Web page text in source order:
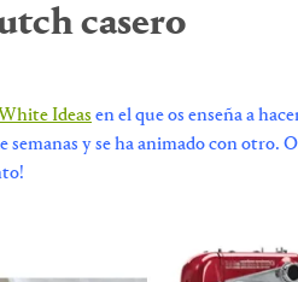
casero
Ideas en el que os enseña a
y se ha animado con otro.